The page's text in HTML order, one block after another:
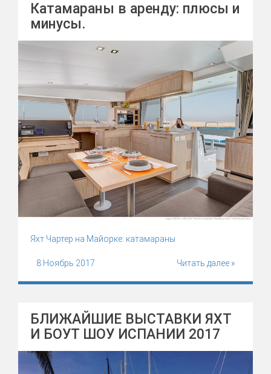
Катамараны в аренду: плюсы и
минусы.
Яхт Чартер на Майорке: катамараны
8 Ноябрь 2017 Читать далее »
БЛИЖАЙШИЕ ВЫСТАВКИ ЯХТ
И БОУТ ШОУ ИСПАНИИ 2017